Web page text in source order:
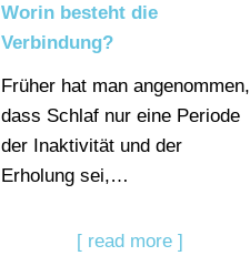
Worin besteht die
Verbindung?
Früher hat man angenommen,
dass Schlaf nur eine Periode
der Inaktivität und der
Erholung sei,…
[ read more ]